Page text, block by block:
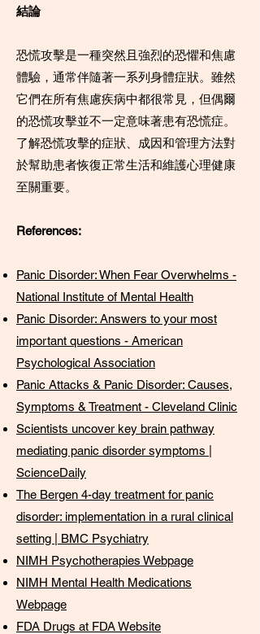
結論
恐慌攻擊是一種突然且強烈的恐懼和焦慮
體驗，通常伴隨著一系列身體症狀。雖然
它們在所有焦慮疾病中都很常見，但偶爾
的恐慌攻擊並不一定意味著患有恐慌症。
了解恐慌攻擊的症狀、成因和管理方法對
於幫助患者恢復正常生活和維護心理健康
至關重要。
References:
Panic Disorder: When Fear Overwhelms -
National Institute of Mental Health
Panic Disorder: Answers to your most
important questions - American
Psychological Association
Panic Attacks & Panic Disorder: Causes,
Symptoms & Treatment - Cleveland Clinic
Scientists uncover key brain pathway
mediating panic disorder symptoms |
ScienceDaily
The Bergen 4-day treatment for panic
disorder: implementation in a rural clinical
setting | BMC Psychiatry
NIMH Psychotherapies Webpage
NIMH Mental Health Medications
Webpage
FDA Drugs at FDA Website